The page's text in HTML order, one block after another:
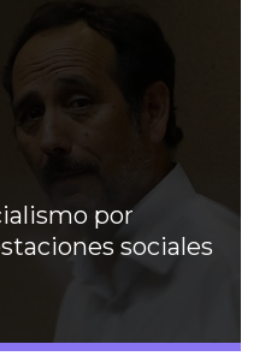
por
sociales